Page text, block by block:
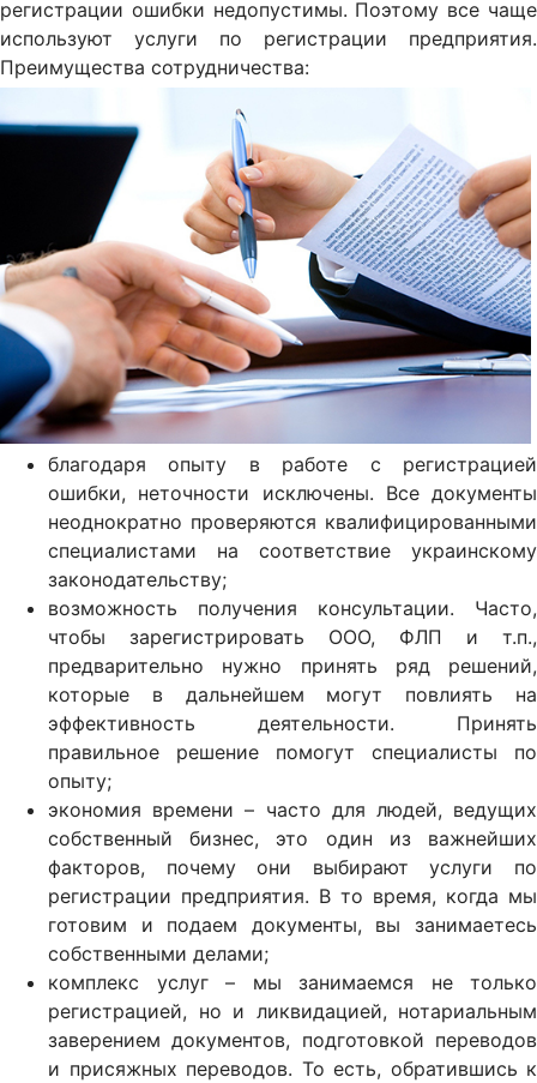
регистрации ошибки недопустимы. Поэтому все чаще
используют услуги по регистрации предприятия.
Преимущества сотрудничества:
благодаря опыту в работе с регистрацией
ошибки, неточности исключены. Все документы
неоднократно проверяются квалифицированными
специалистами на соответствие украинскому
законодательству;
возможность получения консультации. Часто,
чтобы зарегистрировать ООО, ФЛП и т.п.,
предварительно нужно принять ряд решений,
которые в дальнейшем могут повлиять на
эффективность деятельности. Принять
правильное решение помогут специалисты по
опыту;
экономия времени – часто для людей, ведущих
собственный бизнес, это один из важнейших
факторов, почему они выбирают услуги по
регистрации предприятия. В то время, когда мы
готовим и подаем документы, вы занимаетесь
собственными делами;
комплекс услуг – мы занимаемся не только
регистрацией, но и ликвидацией, нотариальным
заверением документов, подготовкой переводов
и присяжных переводов. То есть, обратившись к